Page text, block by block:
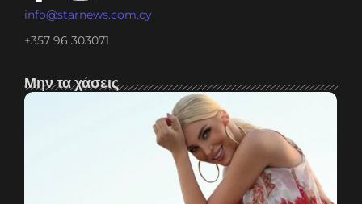
info@starnews.com.cy
+357 96 303071
Μην τα χάσεις